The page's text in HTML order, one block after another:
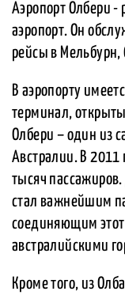
Аэропорт Олбери -
аэропорт. Он
рейсы в
В аэропорту
терминал,
Олбери – один из
Австралии. В 2011
тысяч
стал важнейшим
соединяющим
австралийскими
Кроме того, из